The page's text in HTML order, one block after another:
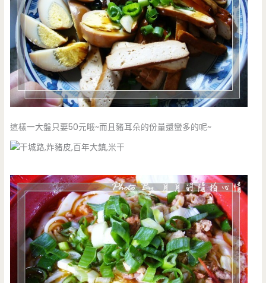
這樣一大盤只要50元哦~而且豬耳朵的份量還蠻多的呢~